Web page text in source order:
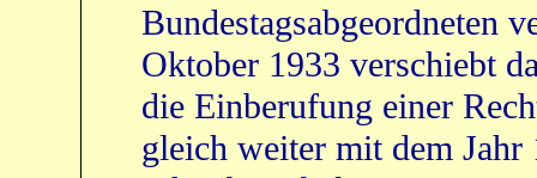
Bundestagsabgeordneten
Oktober 1933 verschiebt
die Einberufung einer
gleich weiter mit dem Jahr